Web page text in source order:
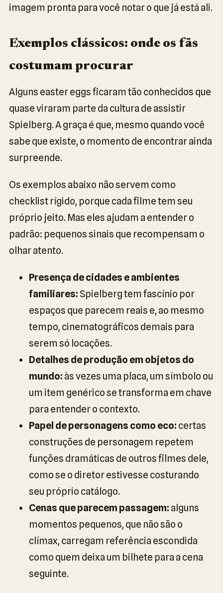
imagem pronta para você notar o que já está ali.
Exemplos clássicos: onde os fãs
costumam procurar
Alguns easter eggs ficaram tão conhecidos que
quase viraram parte da cultura de assistir
Spielberg. A graça é que, mesmo quando você
sabe que existe, o momento de encontrar ainda
surpreende.
Os exemplos abaixo não servem como
checklist rígido, porque cada filme tem seu
próprio jeito. Mas eles ajudam a entender o
padrão: pequenos sinais que recompensam o
olhar atento.
Presença de cidades e ambientes
familiares: Spielberg tem fascínio por
espaços que parecem reais e, ao mesmo
tempo, cinematográficos demais para
serem só locações.
Detalhes de produção em objetos do
mundo: às vezes uma placa, um símbolo ou
um item genérico se transforma em chave
para entender o contexto.
Papel de personagens como eco: certas
construções de personagem repetem
funções dramáticas de outros filmes dele,
como se o diretor estivesse costurando
seu próprio catálogo.
Cenas que parecem passagem: alguns
momentos pequenos, que não são o
clímax, carregam referência escondida
como quem deixa um bilhete para a cena
seguinte.